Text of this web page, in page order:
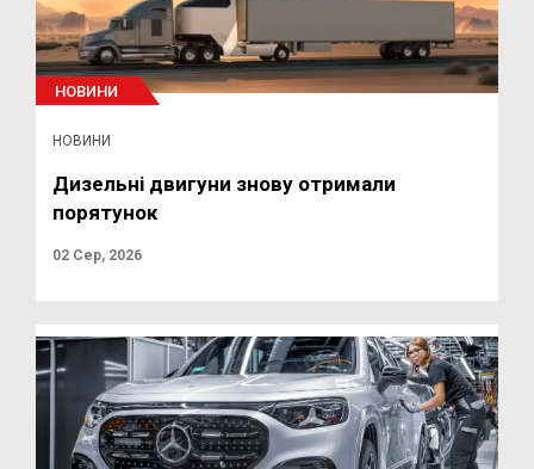
НОВИНИ
НОВИНИ
Дизельні двигуни знову отримали
порятунок
02 Сер, 2026